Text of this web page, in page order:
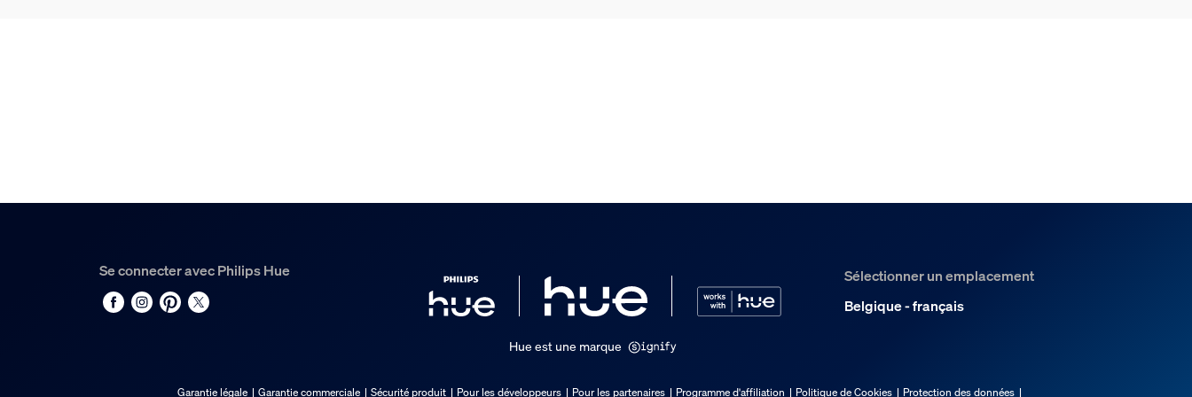
Se connecter avec Philips Hue
Sélectionner un emplacement
Belgique - français
Hue est une marque
Garantie légale Garantie commerciale Sécurité produit Pour les développeurs Pour les partenaires Programme d'affiliation Politique de Cookies Protection des données